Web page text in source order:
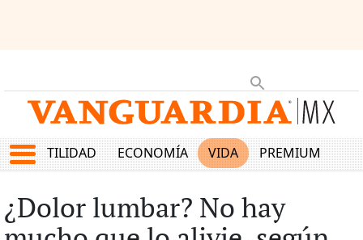
UTILIDAD ECONOMÍA VIDA PREMIUM
¿Dolor lumbar? No hay